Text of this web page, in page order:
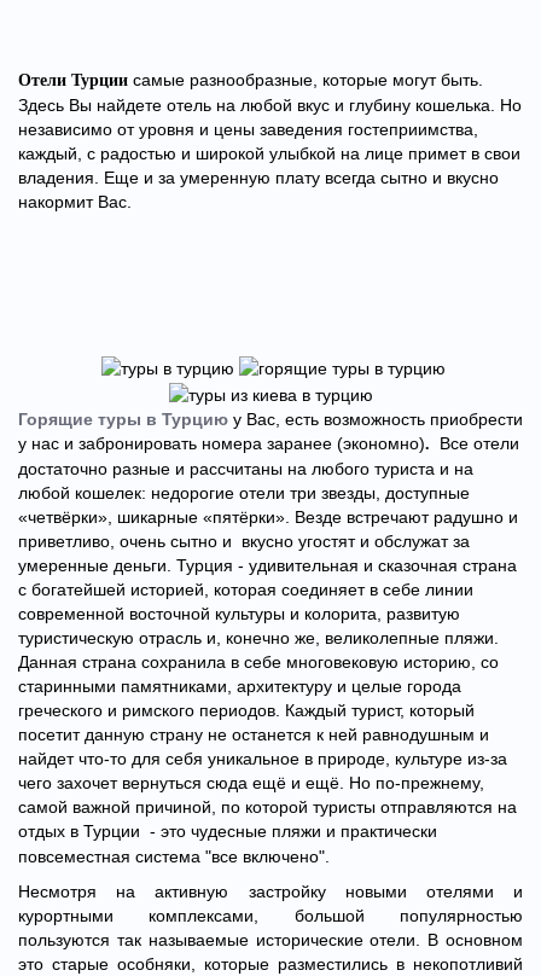
Отели Турции самые разнообразные, которые могут быть.
Здесь Вы найдете отель на любой вкус и глубину кошелька. Но
независимо от уровня и цены заведения гостеприимства,
каждый, с радостью и широкой улыбкой на лице примет в свои
владения. Еще и за умеренную плату всегда сытно и вкусно
накормит Вас.
Горящие туры в Турцию у Вас, есть возможность приобрести
у нас и забронировать номера заранее (экономно). Все отели
достаточно разные и рассчитаны на любого туриста и на
любой кошелек: недорогие отели три звезды, доступные
«четвёрки», шикарные «пятёрки». Везде встречают радушно и
приветливо, очень сытно и вкусно угостят и обслужат за
умеренные деньги. Турция - удивительная и сказочная страна
с богатейшей историей, которая соединяет в себе линии
современной восточной культуры и колорита, развитую
туристическую отрасль и, конечно же, великолепные пляжи.
Данная страна сохранила в себе многовековую историю, со
старинными памятниками, архитектуру и целые города
греческого и римского периодов. Каждый турист, который
посетит данную страну не останется к ней равнодушным и
найдет что-то для себя уникальное в природе, культуре из-за
чего захочет вернуться сюда ещё и ещё. Но по-прежнему,
самой важной причиной, по которой туристы отправляются на
отдых в Турции - это чудесные пляжи и практически
повсеместная система "все включено".
Несмотря на активную застройку новыми отелями и
курортными комплексами, большой популярностью
пользуются так называемые исторические отели. В основном
это старые особняки, которые разместились в некопотливий